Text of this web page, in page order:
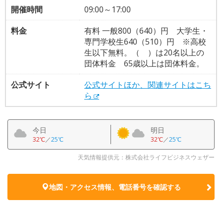
開催時間
09:00～17:00
料金
有料 一般800（640）円 大学生・
専門学校生640（510）円 ※高校
生以下無料。（ ）は20名以上の
団体料金 65歳以上は団体料金。
公式サイト
公式サイトほか、関連サイトはこち
ら
今日
32℃／25℃
明日
32℃／25℃
天気情報提供元：株式会社ライフビジネスウェザー
地図・アクセス情報、電話番号を確認する